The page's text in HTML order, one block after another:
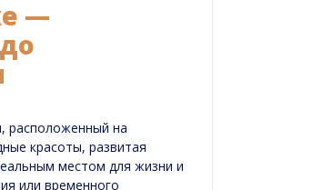
—
расположенный на
красоты, развитая
местом для жизни и
или временного